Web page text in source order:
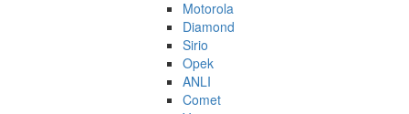
Motorola
Diamond
Sirio
Opek
ANLI
Comet